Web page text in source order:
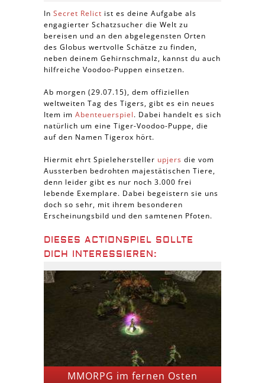
In Secret Relict ist es deine Aufgabe als
engagierter Schatzsucher die Welt zu
bereisen und an den abgelegensten Orten
des Globus wertvolle Schätze zu finden,
neben deinem Gehirnschmalz, kannst du auch
hilfreiche Voodoo-Puppen einsetzen.
Ab morgen (29.07.15), dem offiziellen
weltweiten Tag des Tigers, gibt es ein neues
Item im Abenteuerspiel. Dabei handelt es sich
natürlich um eine Tiger-Voodoo-Puppe, die
auf den Namen Tigerox hört.
Hiermit ehrt Spielehersteller upjers die vom
Aussterben bedrohten majestätischen Tiere,
denn leider gibt es nur noch 3.000 frei
lebende Exemplare. Dabei begeistern sie uns
doch so sehr, mit ihrem besonderen
Erscheinungsbild und den samtenen Pfoten.
DIESES ACTIONSPIEL SOLLTE
DICH INTERESSIEREN:
MMORPG im fernen Osten